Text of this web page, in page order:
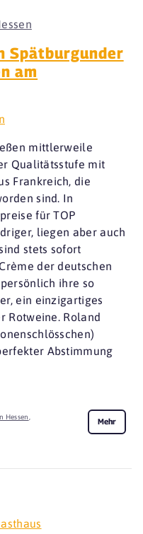
Spätburgunder
am
mittlerweile
Qualitätsstufe mit
Frankreich, die
sind. In
für TOP
liegen aber auch
stets sofort
der deutschen
ihre so
ein einzigartiges
Rotweine. Roland
Abstimmung
Hessen Mehr